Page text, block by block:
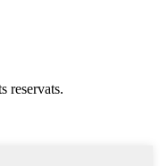
reservats.